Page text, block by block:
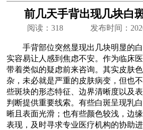
前几天手背出现几块白
阅读： 318 发布时间：
手背部位突然显现出几块明显的
实容易让人感到焦虑不安。作为临床
带着类似的疑虑前来咨询。其实皮肤
杂，未必就是严重的皮肤病变，但也
些斑块的形态特征、边界清晰度以及
判断提供重要线索。有些白斑呈现乳
晰且表面光滑；也有些颜色较浅，边
表现，及时寻求专业医疗机构的协助